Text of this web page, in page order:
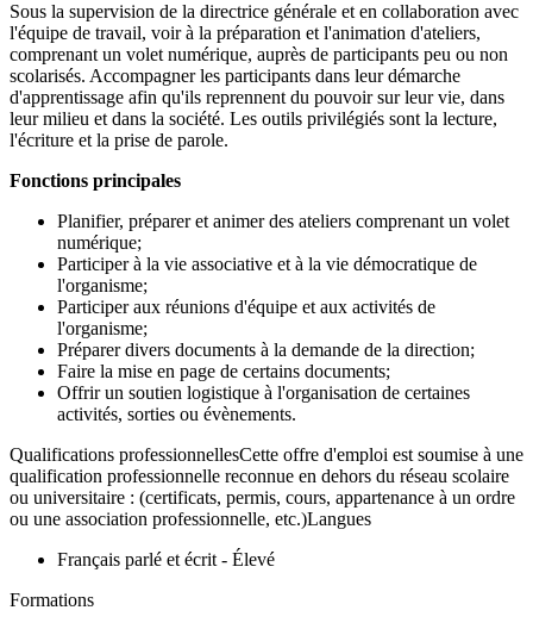
Sous la supervision de la directrice générale et en collaboration avec
l'équipe de travail, voir à la préparation et l'animation d'ateliers,
comprenant un volet numérique, auprès de participants peu ou non
scolarisés. Accompagner les participants dans leur démarche
d'apprentissage afin qu'ils reprennent du pouvoir sur leur vie, dans
leur milieu et dans la société. Les outils privilégiés sont la lecture,
l'écriture et la prise de parole.
Fonctions principales
Planifier, préparer et animer des ateliers comprenant un volet
numérique;
Participer à la vie associative et à la vie démocratique de
l'organisme;
Participer aux réunions d'équipe et aux activités de
l'organisme;
Préparer divers documents à la demande de la direction;
Faire la mise en page de certains documents;
Offrir un soutien logistique à l'organisation de certaines
activités, sorties ou évènements.
Qualifications professionnellesCette offre d'emploi est soumise à une
qualification professionnelle reconnue en dehors du réseau scolaire
ou universitaire : (certificats, permis, cours, appartenance à un ordre
ou une association professionnelle, etc.)Langues
Français parlé et écrit - Élevé
Formations